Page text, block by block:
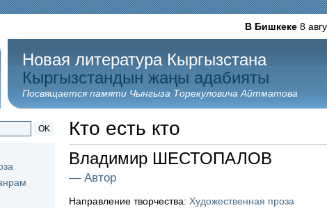
В Бишкеке8
Новая литература Кыргызстана
Кыргызстандын жаңы адабияты
Посвящается памяти Чынгыза Торекуловича Айтматова
OK Кто есть кто
Владимир ШЕСТОПАЛОВ
— Автор
Направление творчества: Художественная проза